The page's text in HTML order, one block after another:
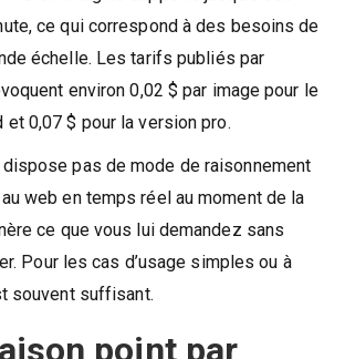
ce qui correspond à des besoins de
échelle. Les tarifs publiés par
environ 0,02 $ par image pour le
et 0,07 $ pour la version pro.
dispose pas de mode de raisonnement
au web en temps réel au moment de la
ce que vous lui demandez sans
Pour les cas d’usage simples ou à
souvent suffisant.
point par